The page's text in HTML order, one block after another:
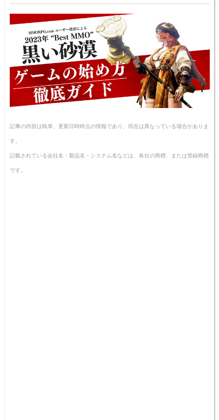
記事の内容は執筆、更新日時時点の情報であり、現在は異なっている場合がありま
す。
記載されている会社名・製品名・システム名などは、各社の商標、または登録商標
です。